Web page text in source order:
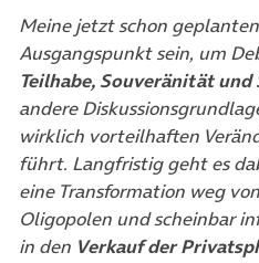
Meine jetzt schon
Ausgangspunkt sein, um
Teilhabe, Souveränität
andere
wirklich vorteilhaften
führt. Langfristig geht es
eine Transformation weg
Oligopolen und scheinbar
in den Verkauf der